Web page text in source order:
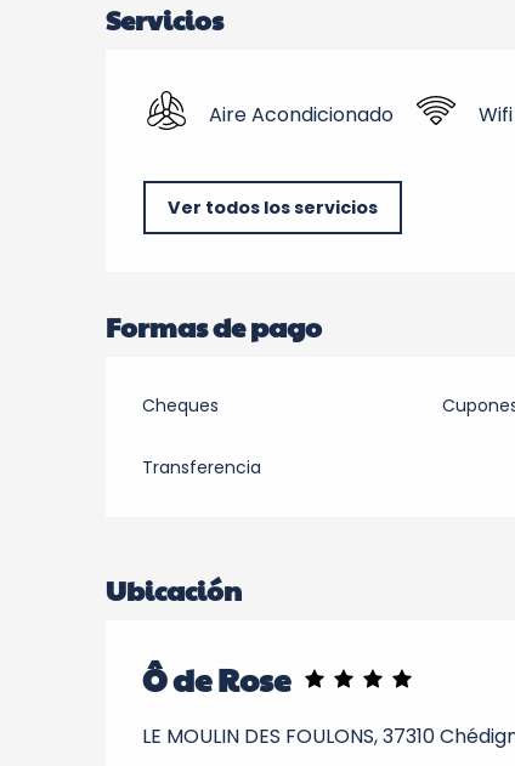
Servicios
Aire Acondicionado Wifi
Ver todos los servicios
Formas de pago
Cheques
Transferencia
Ubicación
Ô de Rose
LE MOULIN DES FOULONS, 37310